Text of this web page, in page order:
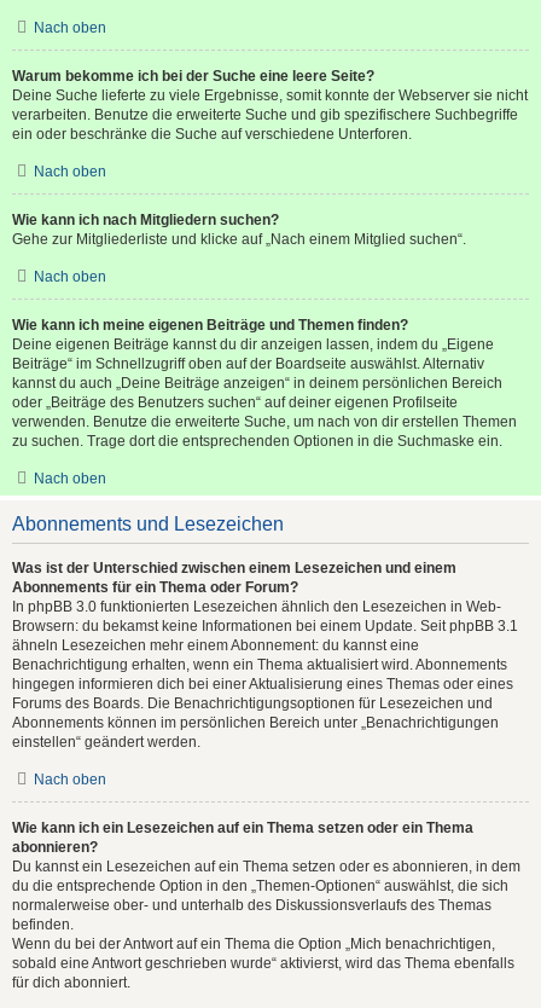
Nach oben
Warum bekomme ich bei der Suche eine leere Seite?
Deine Suche lieferte zu viele Ergebnisse, somit konnte der Webserver sie nicht
verarbeiten. Benutze die erweiterte Suche und gib spezifischere Suchbegriffe
ein oder beschränke die Suche auf verschiedene Unterforen.
Nach oben
Wie kann ich nach Mitgliedern suchen?
Gehe zur Mitgliederliste und klicke auf „Nach einem Mitglied suchen“.
Nach oben
Wie kann ich meine eigenen Beiträge und Themen finden?
Deine eigenen Beiträge kannst du dir anzeigen lassen, indem du „Eigene
Beiträge“ im Schnellzugriff oben auf der Boardseite auswählst. Alternativ
kannst du auch „Deine Beiträge anzeigen“ in deinem persönlichen Bereich
oder „Beiträge des Benutzers suchen“ auf deiner eigenen Profilseite
verwenden. Benutze die erweiterte Suche, um nach von dir erstellen Themen
zu suchen. Trage dort die entsprechenden Optionen in die Suchmaske ein.
Nach oben
Abonnements und Lesezeichen
Was ist der Unterschied zwischen einem Lesezeichen und einem
Abonnements für ein Thema oder Forum?
In phpBB 3.0 funktionierten Lesezeichen ähnlich den Lesezeichen in Web-
Browsern: du bekamst keine Informationen bei einem Update. Seit phpBB 3.1
ähneln Lesezeichen mehr einem Abonnement: du kannst eine
Benachrichtigung erhalten, wenn ein Thema aktualisiert wird. Abonnements
hingegen informieren dich bei einer Aktualisierung eines Themas oder eines
Forums des Boards. Die Benachrichtigungsoptionen für Lesezeichen und
Abonnements können im persönlichen Bereich unter „Benachrichtigungen
einstellen“ geändert werden.
Nach oben
Wie kann ich ein Lesezeichen auf ein Thema setzen oder ein Thema
abonnieren?
Du kannst ein Lesezeichen auf ein Thema setzen oder es abonnieren, in dem
du die entsprechende Option in den „Themen-Optionen“ auswählst, die sich
normalerweise ober- und unterhalb des Diskussionsverlaufs des Themas
befinden.
Wenn du bei der Antwort auf ein Thema die Option „Mich benachrichtigen,
sobald eine Antwort geschrieben wurde“ aktivierst, wird das Thema ebenfalls
für dich abonniert.